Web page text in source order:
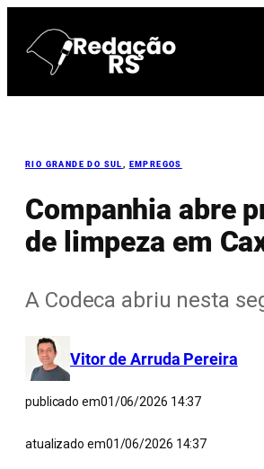
para
conteúdo
RIO GRANDE DO SUL EMPREGOS
Companhia abre
de limpeza em
A Codeca abriu nesta
Vitor de Arruda Pereira
publicado em01/06/2026 14:37
atualizado em01/06/2026 14:37